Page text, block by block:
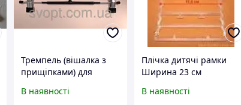
Тремпель (вішалка з
прищіпками) для
В наявності
Плічка дитячі рамки
Ширина 23 см
В наявності